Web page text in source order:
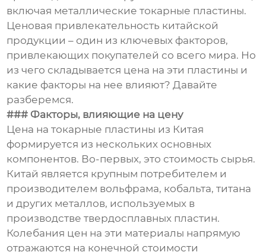
включая металлические токарные пластины.
Ценовая привлекательность китайской
продукции – один из ключевых факторов,
привлекающих покупателей со всего мира. Но
из чего складывается цена на эти пластины и
какие факторы на нее влияют? Давайте
разберемся.
### Факторы, влияющие на цену
Цена на токарные пластины из Китая
формируется из нескольких основных
компонентов. Во-первых, это стоимость сырья.
Китай является крупным потребителем и
производителем вольфрама, кобальта, титана
и других металлов, используемых в
производстве твердосплавных пластин.
Колебания цен на эти материалы напрямую
отражаются на конечной стоимости